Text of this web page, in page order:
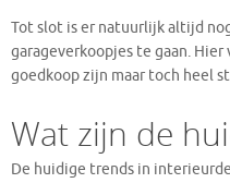
Tot slot is er natuurlijk altijd
garageverkoopjes te gaan.
goedkoop zijn maar toch heel
Wat zijn de
De huidige trends in